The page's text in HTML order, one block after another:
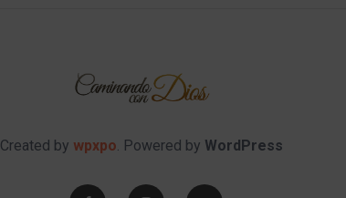
Created by wpxpo. Powered by WordPress